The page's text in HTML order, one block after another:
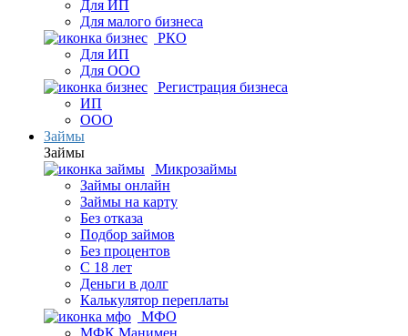
Для ИП
Для малого бизнеса
РКО
Для ИП
Для ООО
Регистрация бизнеса
ИП
ООО
Займы
Займы
Микрозаймы
Займы онлайн
Займы на карту
Без отказа
Подбор займов
Без процентов
С 18 лет
Деньги в долг
Калькулятор переплаты
МФО
МФК Манимен